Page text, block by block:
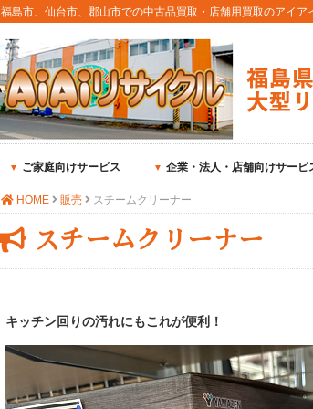
福島市、仙台市、郡山市での中古品買取・店舗用買取のアイア
ご家庭向けサービス 企業・法人・店舗向けサービ
HOME 販売 スチームクリーナー
スチームクリーナー
キッチン回りの汚れにもこれが便利！